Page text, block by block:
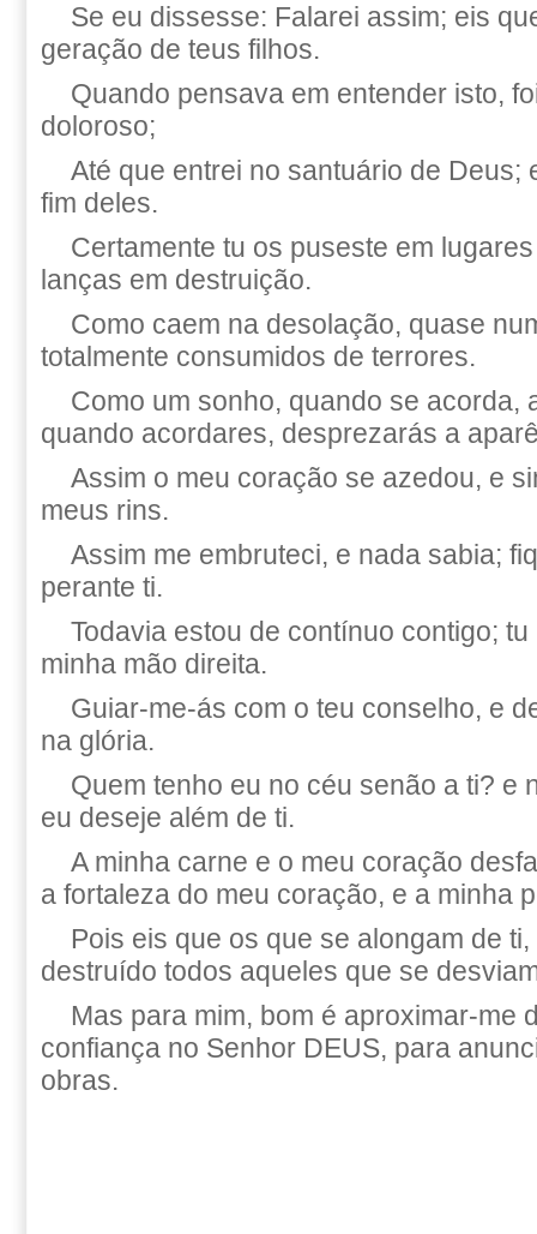
Se eu dissesse: Falarei assim; eis
geração de teus filhos.
Quando pensava em entender isto,
doloroso;
Até que entrei no santuário de Deus;
fim deles.
Certamente tu os puseste em
lanças em destruição.
Como caem na desolação, quase
totalmente consumidos de terrores.
Como um sonho, quando se acorda,
quando acordares, desprezarás a
Assim o meu coração se azedou, e
meus rins.
Assim me embruteci, e nada sabia;
perante ti.
Todavia estou de contínuo contigo;
minha mão direita.
Guiar-me-ás com o teu conselho, e
na glória.
Quem tenho eu no céu senão a ti? e
eu deseje além de ti.
A minha carne e o meu coração
a fortaleza do meu coração, e a minha
Pois eis que os que se alongam de
destruído todos aqueles que se
Mas para mim, bom é aproximar-me
confiança no Senhor DEUS, para
obras.